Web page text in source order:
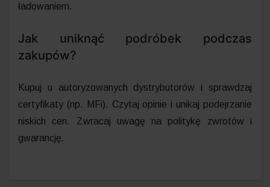
ładowaniem.
Jak uniknąć podróbek podczas
zakupów?
Kupuj u autoryzowanych dystrybutorów i sprawdzaj
certyfikaty (np. MFi). Czytaj opinie i unikaj podejrzanie
niskich cen. Zwracaj uwagę na politykę zwrotów i
gwarancję.